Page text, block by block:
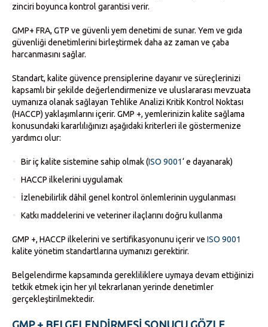
zinciri boyunca kontrol garantisi verir.
GMP+ FRA, GTP ve güvenli yem denetimi de sunar. Yem ve gıda
güvenliği denetimlerini birleştirmek daha az zaman ve çaba
harcanmasını sağlar.
Standart, kalite güvence prensiplerine dayanır ve süreçlerinizi
kapsamlı bir şekilde değerlendirmenize ve uluslararası mevzuata
uymanıza olanak sağlayan Tehlike Analizi Kritik Kontrol Noktası
(HACCP) yaklaşımlarını içerir. GMP +, yemlerinizin kalite sağlama
konusundaki kararlılığınızı aşağıdaki kriterleri ile göstermenize
yardımcı olur:
Bir iç kalite sistemine sahip olmak (ISO 9001‘ e dayanarak)
HACCP ilkelerini uygulamak
İzlenebilirlik dâhil genel kontrol önlemlerinin uygulanması
Katkı maddelerini ve veteriner ilaçlarını doğru kullanma
GMP +, HACCP ilkelerini ve sertifikasyonunu içerir veISO 9001
kalite yönetim standartlarına uymanızı gerektirir.
Belgelendirme kapsamında gerekliliklere uymaya devam ettiğinizi
tetkik etmek için her yıl tekrarlanan yerinde denetimler
gerçekleştirilmektedir.
GMP + BELGELENDIRMESI SONUCU GÖZLE